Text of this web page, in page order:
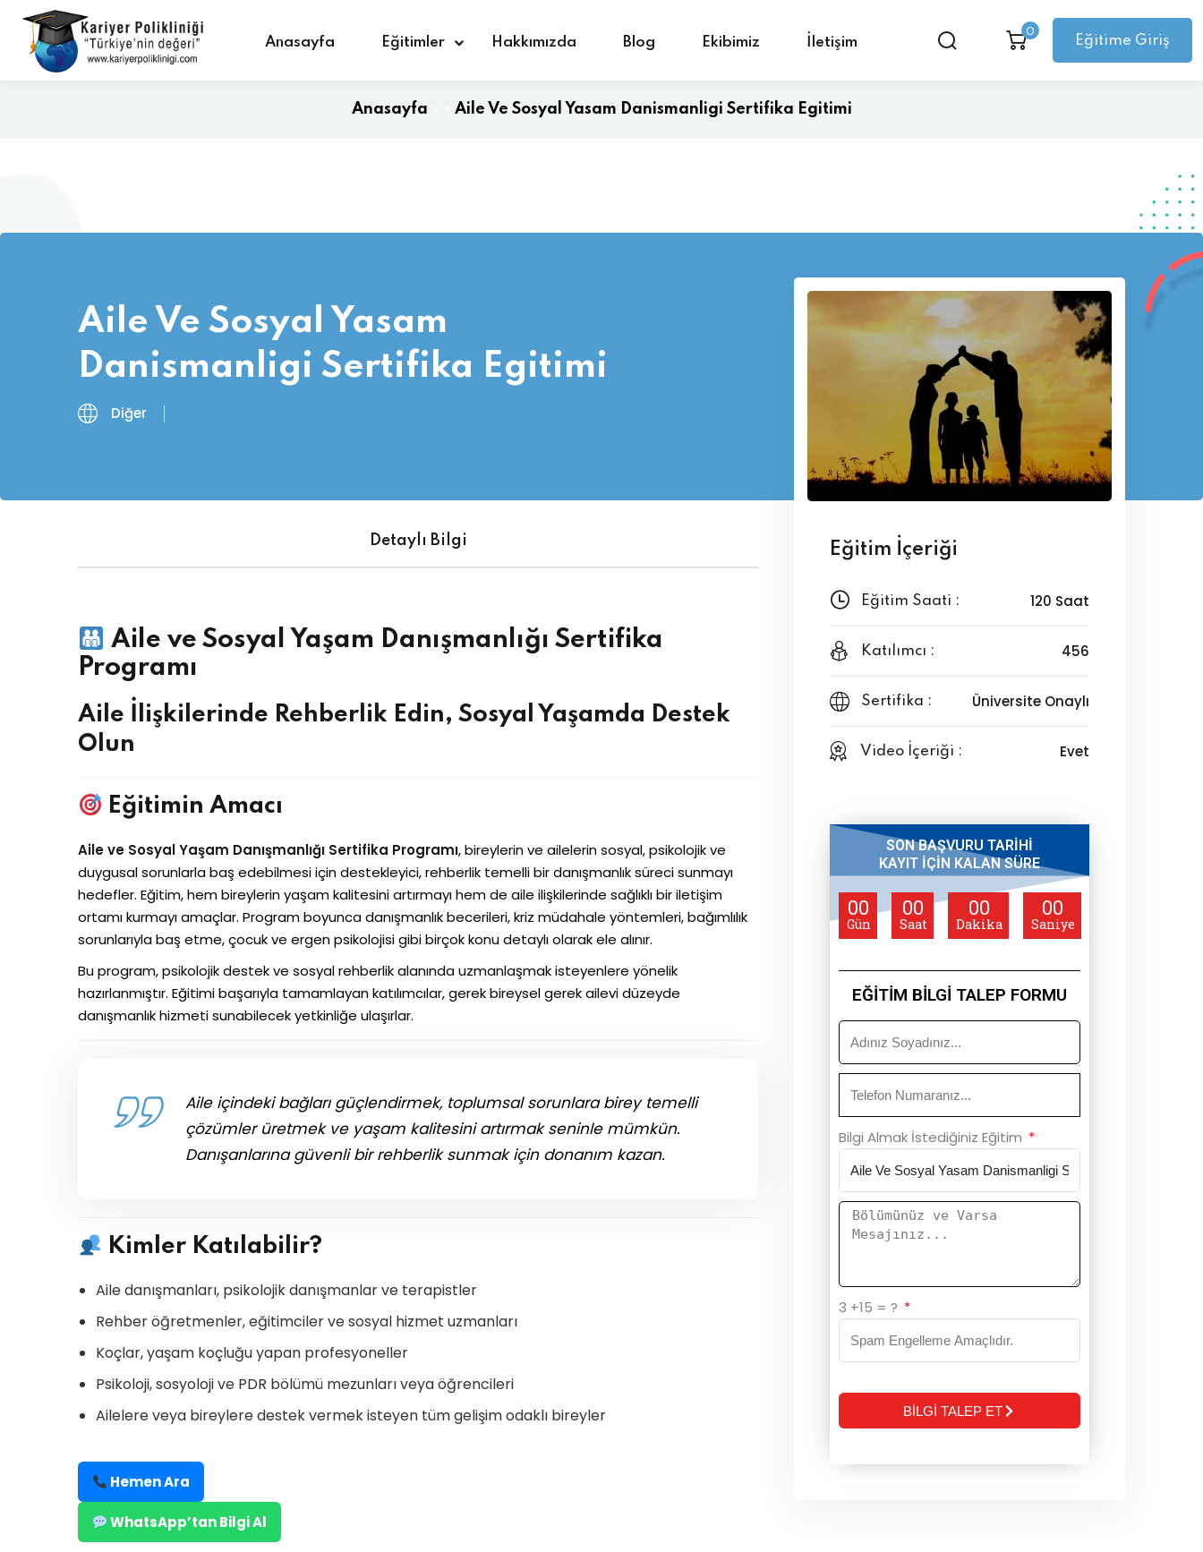
Anasayfa Eğitimler Hakkımızda Blog Ekibimiz İletişim
0
Eğitime Giriş
Anasayfa Aile Ve Sosyal Yasam Danismanligi Sertifika Egitimi
Aile Ve Sosyal Yasam
Danismanligi Sertifika Egitimi
Diğer
Detaylı Bilgi
Aile ve Sosyal Yaşam Danışmanlığı Sertifika
Programı
Aile İlişkilerinde Rehberlik Edin, Sosyal Yaşamda Destek
Olun
Eğitimin Amacı
Aile ve Sosyal Yaşam Danışmanlığı Sertifika Programı, bireylerin ve ailelerin sosyal, psikolojik ve
duygusal sorunlarla baş edebilmesi için destekleyici, rehberlik temelli bir danışmanlık süreci sunmayı
hedefler. Eğitim, hem bireylerin yaşam kalitesini artırmayı hem de aile ilişkilerinde sağlıklı bir iletişim
ortamı kurmayı amaçlar. Program boyunca danışmanlık becerileri, kriz müdahale yöntemleri, bağımlılık
sorunlarıyla baş etme, çocuk ve ergen psikolojisi gibi birçok konu detaylı olarak ele alınır.
Bu program, psikolojik destek ve sosyal rehberlik alanında uzmanlaşmak isteyenlere yönelik
hazırlanmıştır. Eğitimi başarıyla tamamlayan katılımcılar, gerek bireysel gerek ailevi düzeyde
danışmanlık hizmeti sunabilecek yetkinliğe ulaşırlar.
Aile içindeki bağları güçlendirmek, toplumsal sorunlara birey temelli
çözümler üretmek ve yaşam kalitesini artırmak seninle mümkün.
Danışanlarına güvenli bir rehberlik sunmak için donanım kazan.
Kimler Katılabilir?
Aile danışmanları, psikolojik danışmanlar ve terapistler
Rehber öğretmenler, eğitimciler ve sosyal hizmet uzmanları
Koçlar, yaşam koçluğu yapan profesyoneller
Psikoloji, sosyoloji ve PDR bölümü mezunları veya öğrencileri
Ailelere veya bireylere destek vermek isteyen tüm gelişim odaklı bireyler
Hemen Ara
WhatsApp’tan Bilgi Al
Eğitim İçeriği
Eğitim Saati : 120 Saat
Katılımcı : 456
Sertifika : Üniversite Onaylı
Video İçeriği : Evet
SON BAŞVURU TARİHİ
KAYIT İÇİN KALAN SÜRE
00
Gün
00
Saat
00
Dakika
00
Saniye
EĞİTİM BİLGİ TALEP FORMU
Bilgi Almak İstediğiniz Eğitim
3 +15 = ?
BİLGİ TALEP ET
Alternative:
Giriş yap